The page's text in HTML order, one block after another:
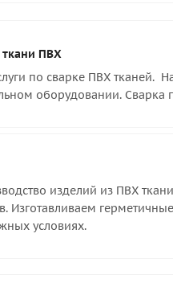
ткани ПВХ
по сварке ПВХ тканей.
оборудовании. Сварка
изделий из ПВХ
Изготавливаем
условиях.